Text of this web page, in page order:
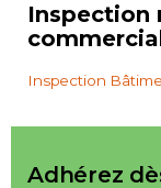
Inspection
Inspection
Adhérez